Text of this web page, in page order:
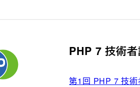
PHP 7 技術
第1回 PHP 7 技術